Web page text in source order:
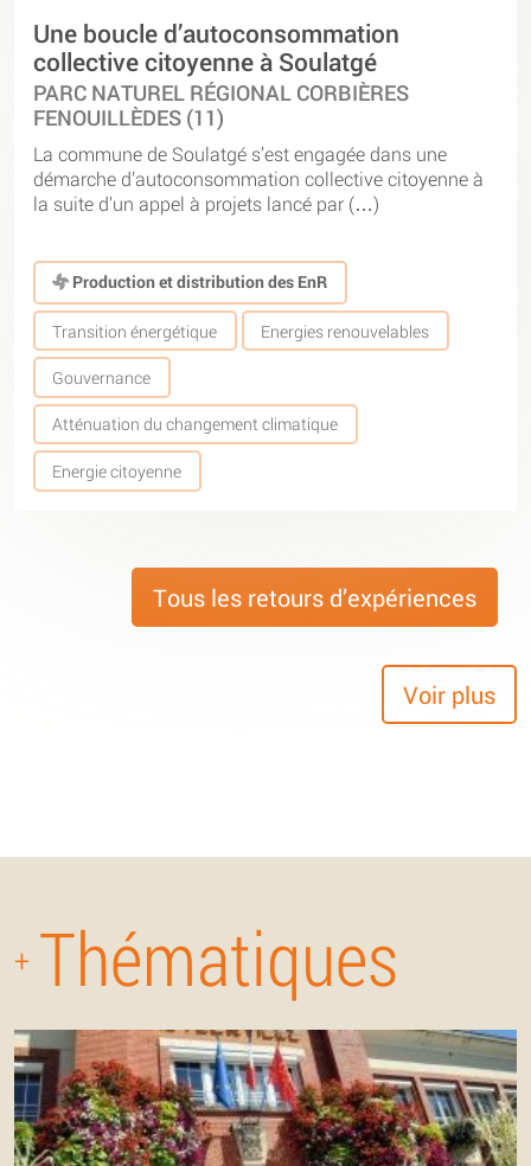
Une boucle d’autoconsommation
collective citoyenne à Soulatgé
PARC NATUREL RÉGIONAL CORBIÈRES
FENOUILLÈDES (11)
La commune de Soulatgé s’est engagée dans une
démarche d’autoconsommation collective citoyenne à
la suite d’un appel à projets lancé par (…)
Production et distribution des EnR
Transition énergétique Energies renouvelables
Gouvernance
Atténuation du changement climatique
Energie citoyenne
Tous les retours d’expériences
Voir plus
+ Thématiques